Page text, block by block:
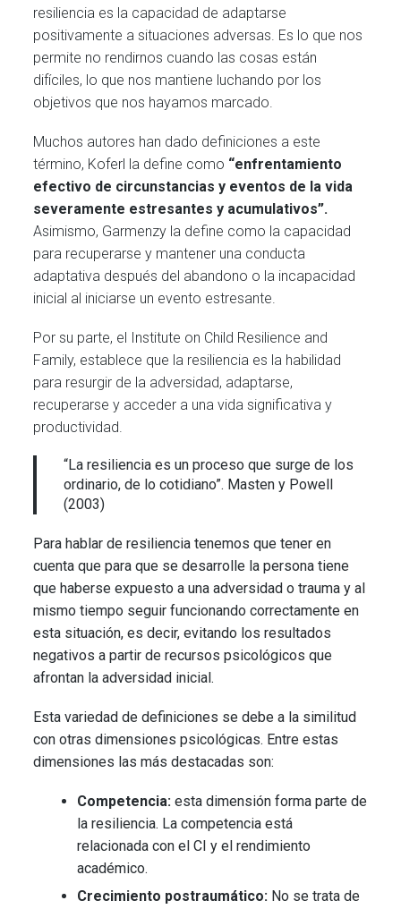
resiliencia es la capacidad de adaptarse
positivamente a situaciones adversas. Es lo que nos
permite no rendirnos cuando las cosas están
difíciles, lo que nos mantiene luchando por los
objetivos que nos hayamos marcado.
Muchos autores han dado definiciones a este
término, Koferl la define como “enfrentamiento
efectivo de circunstancias y eventos de la vida
severamente estresantes y acumulativos”.
Asimismo, Garmenzy la define como la capacidad
para recuperarse y mantener una conducta
adaptativa después del abandono o la incapacidad
inicial al iniciarse un evento estresante.
Por su parte, el Institute on Child Resilience and
Family, establece que la resiliencia es la habilidad
para resurgir de la adversidad, adaptarse,
recuperarse y acceder a una vida significativa y
productividad.
“La resiliencia es un proceso que surge de los
ordinario, de lo cotidiano”. Masten y Powell
(2003)
Para hablar de resiliencia tenemos que tener en
cuenta que para que se desarrolle la persona tiene
que haberse expuesto a una adversidad o trauma y al
mismo tiempo seguir funcionando correctamente en
esta situación, es decir, evitando los resultados
negativos a partir de recursos psicológicos que
afrontan la adversidad inicial.
Esta variedad de definiciones se debe a la similitud
con otras dimensiones psicológicas. Entre estas
dimensiones las más destacadas son:
Competencia: esta dimensión forma parte de
la resiliencia. La competencia está
relacionada con el CI y el rendimiento
académico.
Crecimiento postraumático: No se trata de